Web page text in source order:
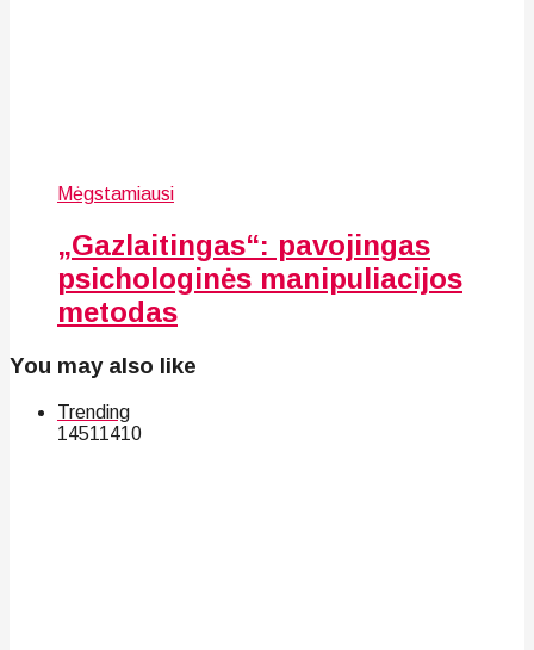
Mėgstamiausi
„Gazlaitingas“: pavojingas
psichologinės manipuliacijos
metodas
You may also like
Trending
14511410